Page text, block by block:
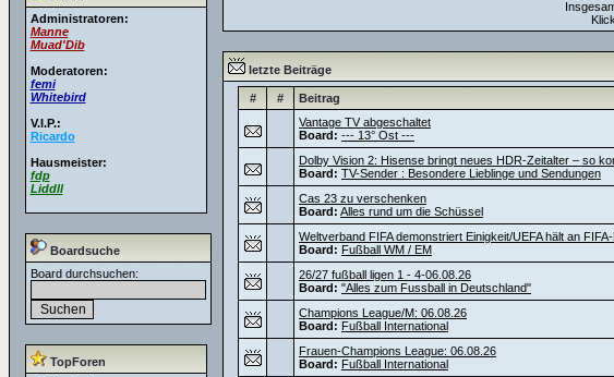
Administratoren:
Manne
Muad'Dib
Moderatoren:
femi
Whitebird
V.I.P.:
Ricardo
Hausmeister:
fdp
Liddll
Boardsuche
Board durchsuchen:
TopForen
letzte Beiträge
# # Beitrag
Vantage TV abgeschaltet
Board: --- 13° Ost ---
Dolby Vision 2: Hisense bringt neues HDR-Zeitalter – so
Board: TV-Sender : Besondere Lieblinge und Sendungen
Cas 23 zu verschenken
Board: Alles rund um die Schüssel
Weltverband FIFA demonstriert Einigkeit/UEFA hält an
Board: Fußball WM / EM
26/27 fußball ligen 1 - 4-06.08.26
Board: "Alles zum Fussball in Deutschland"
Champions League/M: 06.08.26
Board: Fußball International
Frauen-Champions League: 06.08.26
Board: Fußball International